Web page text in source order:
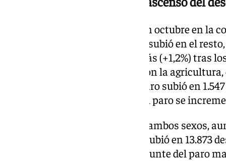
Por sectores, el paro sólo bajó en octubre en la
desempleados menos (-0,8%), y subió en el
que sumaron 22.332 parados más (+1,2%) tras
temporada turística. Le siguieron la
(1,8%), y la industria, donde el paro subió en
colectivo sin empleo anterior, el paro se
El paro aumentó en octubre en ambos sexos,
En concreto, el paro femenino subió en 13.873
anterior (+0,9%), frente a un repunte del paro